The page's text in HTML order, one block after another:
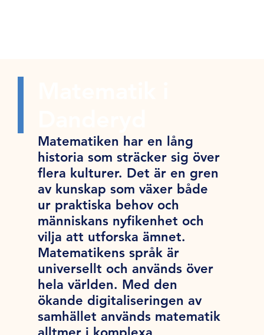
Matematiken har en lång
historia som sträcker sig över
flera kulturer. Det är en gren
av kunskap som växer både
ur praktiska behov och
människans nyfikenhet och
vilja att utforska ämnet.
Matematikens språk är
universellt och används över
hela världen. Med den
ökande digitaliseringen av
samhället används matematik